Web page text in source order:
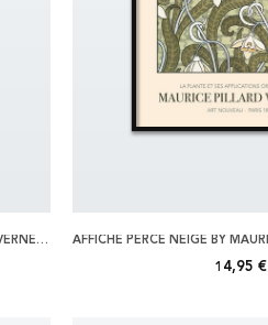
AFFICHE PERCE NEIGE 2 BY MAURICE PILLARD VERNEUIL 70X100
14,95 €